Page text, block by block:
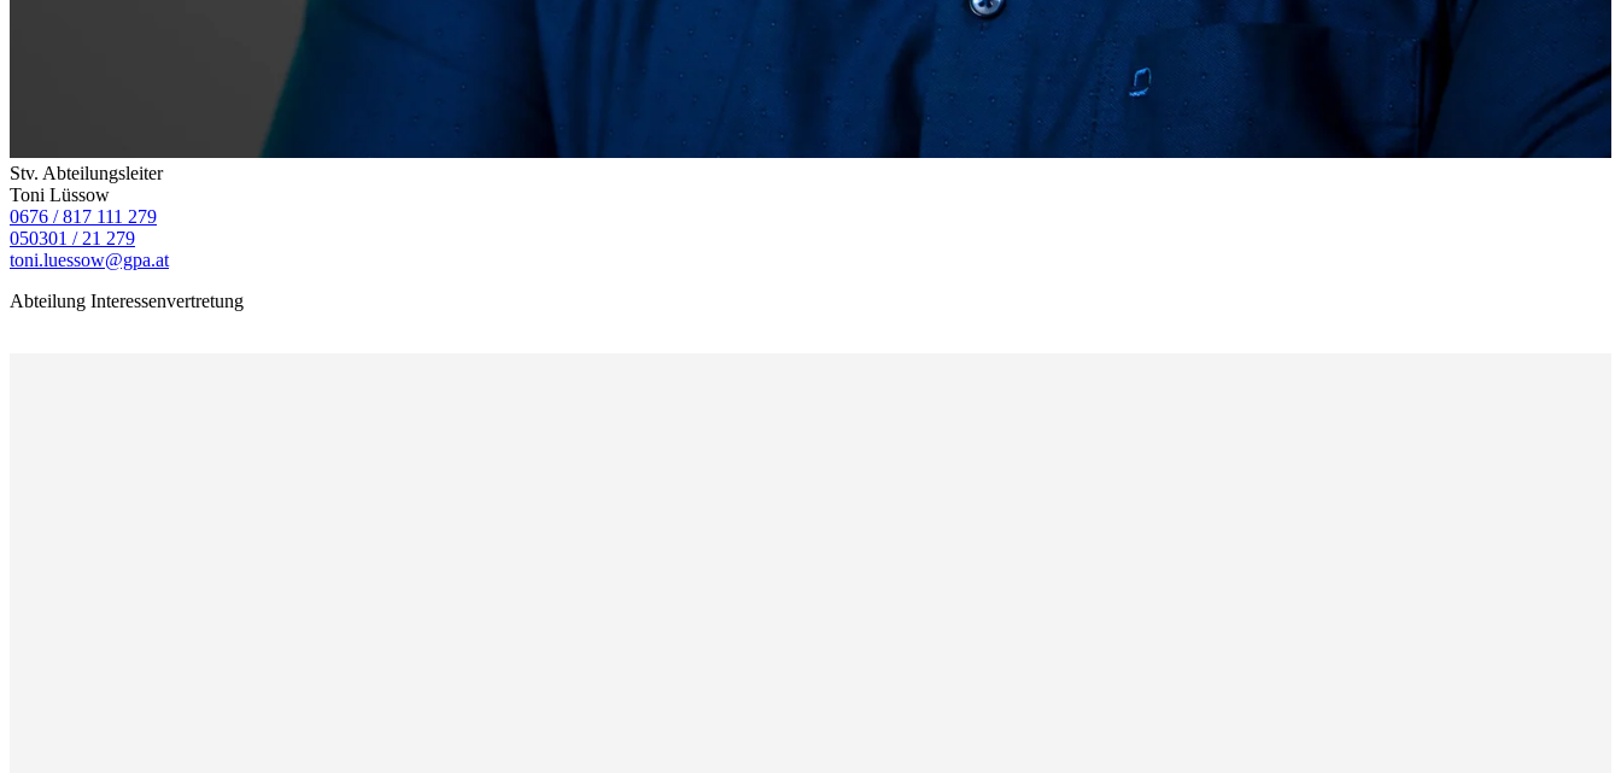
Stv. Abteilungsleiter
Toni Lüssow
0676 / 817 111 279
050301 / 21 279
toni.luessow@gpa.at
Abteilung Interessenvertretung